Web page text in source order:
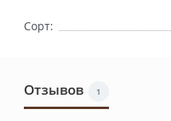
Сорт:
Отзывов 1